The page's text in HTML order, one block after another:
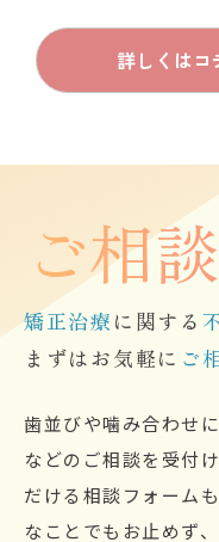
詳しくはコ
ご相
矯正治療 に関する
まずはお気軽に ご
歯並びや噛み合わせ
などのご相談を受付
だける相談フォーム
なことでもお止めず